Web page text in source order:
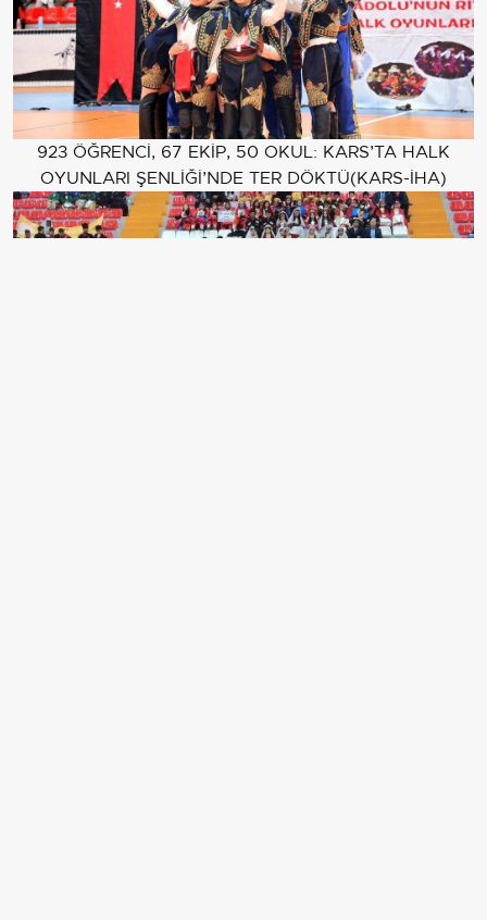
923 ÖĞRENCİ, 67 EKİP, 50 OKUL: KARS’TA HALK
OYUNLARI ŞENLİĞİ’NDE TER DÖKTÜ(KARS-İHA)